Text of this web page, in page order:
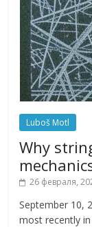
Luboš Motl
Why
26 февраля,
September 10,
most recently